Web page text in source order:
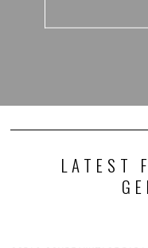
LATEST